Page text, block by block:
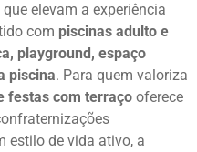
elevam a experiência
com piscinas adulto e
playground, espaço
piscina. Para quem valoriza
festas com terraço oferece
estilo de vida ativo, a